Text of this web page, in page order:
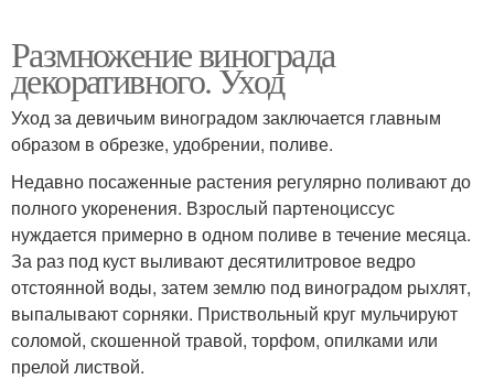
Размножение винограда
декоративного. Уход
Уход за девичьим виноградом заключается главным
образом в обрезке, удобрении, поливе.
Недавно посаженные растения регулярно поливают до
полного укоренения. Взрослый партеноциссус
нуждается примерно в одном поливе в течение месяца.
За раз под куст выливают десятилитровое ведро
отстоянной воды, затем землю под виноградом рыхлят,
выпалывают сорняки. Приствольный круг мульчируют
соломой, скошенной травой, торфом, опилками или
прелой листвой.